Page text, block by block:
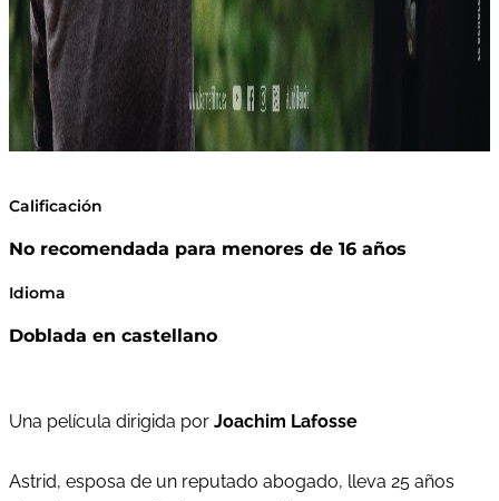
Calificación
No recomendada para menores de 16 años
Idioma
Doblada en castellano
Una película dirigida por Joachim Lafosse
Astrid, esposa de un reputado abogado, lleva 25 años